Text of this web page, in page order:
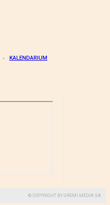
KALENDARIUM
© COPYRIGHT BY GREMI MEDIA SA